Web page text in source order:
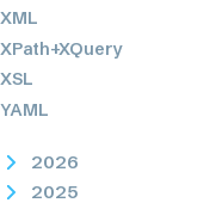
XML
XPath+XQuery
XSL
YAML
2026
2025